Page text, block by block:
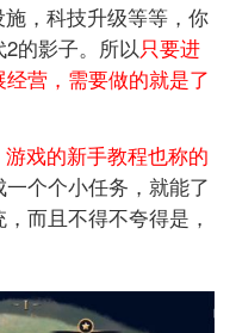
，科技升级等等，你
的影子。所以 只要进
营，需要做的就是了
戏的新手教程也称的
一个个小任务，就能了
而且不得不夸得是，